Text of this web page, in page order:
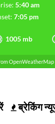
1005 mb
5:40 am
7:05 pm
OpenWeatherMap
ब्रेकिंग